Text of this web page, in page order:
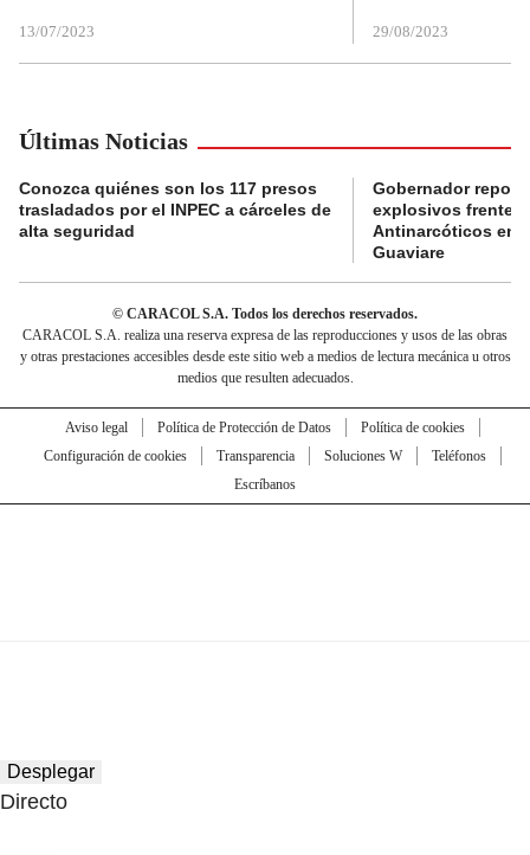
13/07/2023 29/08/2023
Últimas Noticias
Conozca quiénes son los 117 presos
trasladados por el INPEC a cárceles de
alta seguridad
Gobernador
explosivos frente a
Antinarcóticos en
Guaviare
© CARACOL S.A. Todos los derechos reservados.
CARACOL S.A. realiza una reserva expresa de las reproducciones y usos de las obras
y otras prestaciones accesibles desde este sitio web a medios de lectura mecánica u otros
medios que resulten adecuados.
Aviso legal Política de Protección de Datos
Política de cookies
Configuración de cookies
Transparencia Soluciones W
Teléfonos
Escríbanos
Desplegar
Directo